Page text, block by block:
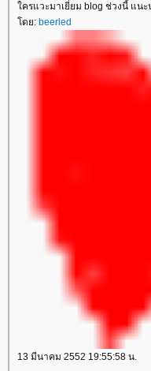
ครแวะมาเยี่ยม blog ช่วงนี้ แนะ
ดย: beerled
13 มีนาคม 2552 19:55:58 น.